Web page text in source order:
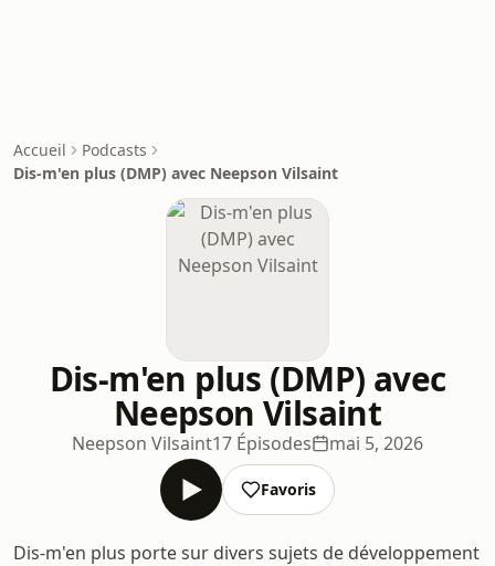
Accueil
Podcasts
Dis-m'en plus (DMP) avec Neepson Vilsaint
Dis-m'en plus (DMP) avec
Neepson Vilsaint
Neepson Vilsaint17 Épisodes mai 5, 2026
Favoris
Dis-m'en plus porte sur divers sujets de développement